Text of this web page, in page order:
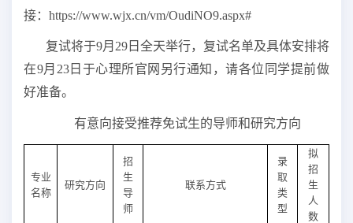
接： https://www.wjx.cn/vm/OudiNO9.aspx#
复试将于9月 29 日全天举行，复试名单及具体安排将
在9月 23日于心理所官网另行通知，请各位同学提前做
好准备。
有意向接受推荐免试生的导师和研究方向
专业
名称
研究方向
招
生
导
师
联系方式
录
取
类
型
拟
招
生
人
数